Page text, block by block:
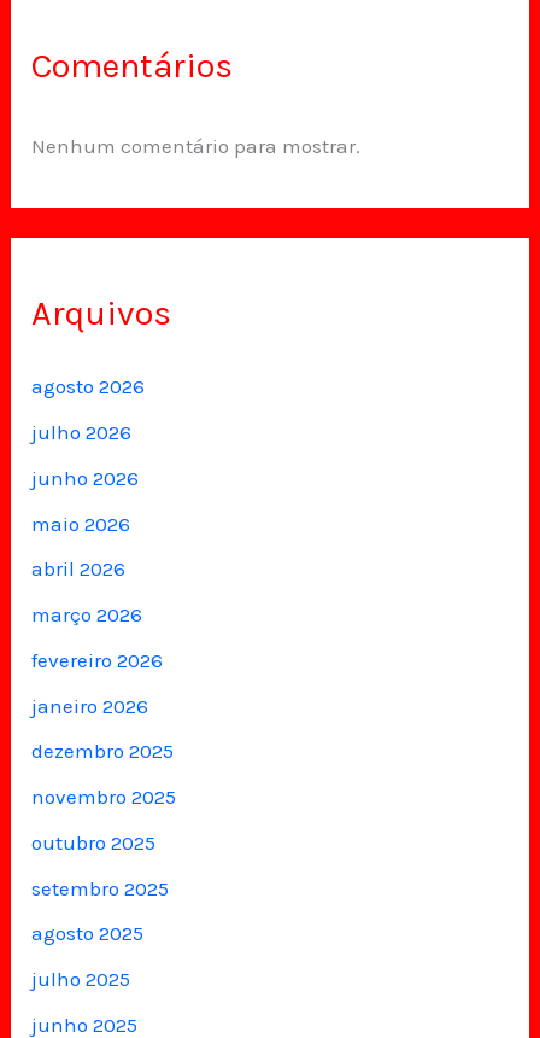
Comentários
Nenhum comentário para mostrar.
Arquivos
agosto 2026
julho 2026
junho 2026
maio 2026
abril 2026
março 2026
fevereiro 2026
janeiro 2026
dezembro 2025
novembro 2025
outubro 2025
setembro 2025
agosto 2025
julho 2025
junho 2025